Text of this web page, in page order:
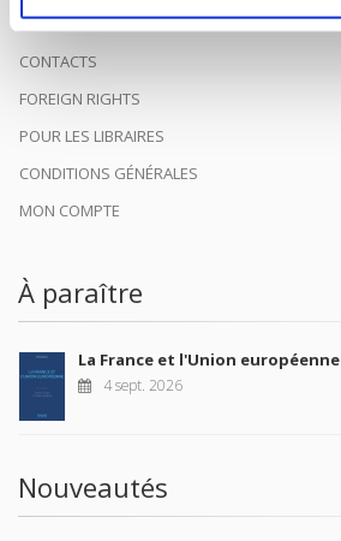
CONTACTS
FOREIGN RIGHTS
POUR LES LIBRAIRES
CONDITIONS GÉNÉRALES
MON COMPTE
À paraître
La France et l'Union européenne
4 sept. 2026
Nouveautés